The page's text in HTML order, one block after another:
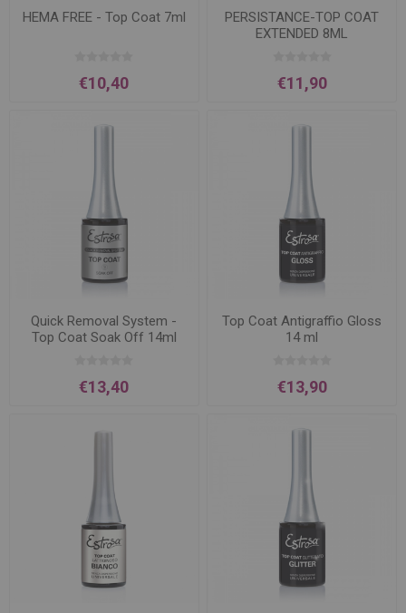
HEMA FREE - Top Coat 7ml
€10,40
PERSISTANCE-TOP COAT
EXTENDED 8ML
€11,90
Quick Removal System -
Top Coat Soak Off 14ml
€13,40
Top Coat Antigraffio Gloss
14 ml
€13,90